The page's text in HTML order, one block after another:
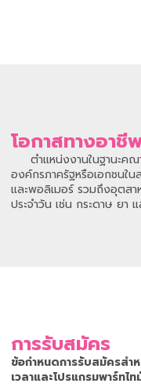
โอกาสทางอาชี
ตำแหน่งงานในฐานะคณ
องค์กรภาครัฐหรือเอกชนใน
และพอลิเมอร์ รวมถึงอุตส
ประจำวัน เช่น กระดาษ ยา
การรับสมัคร
ข้อกำหนดการรับสมัครส
เวลาและโปรแกรมพาร์ทไท